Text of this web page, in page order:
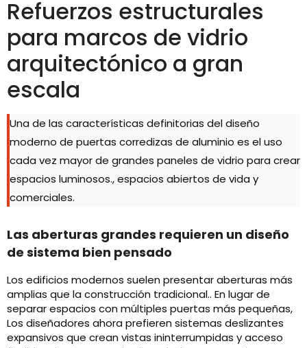
Refuerzos estructurales
para marcos de vidrio
arquitectónico a gran
escala
Una de las características definitorias del diseño
moderno de puertas corredizas de aluminio es el uso
cada vez mayor de grandes paneles de vidrio para crear
espacios luminosos., espacios abiertos de vida y
comerciales.
Las aberturas grandes requieren un diseño
de sistema bien pensado
Los edificios modernos suelen presentar aberturas más
amplias que la construcción tradicional.. En lugar de
separar espacios con múltiples puertas más pequeñas,
Los diseñadores ahora prefieren sistemas deslizantes
expansivos que crean vistas ininterrumpidas y acceso